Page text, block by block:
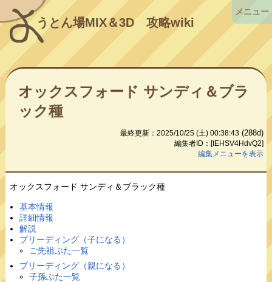
うとん場MIX＆3D攻略wiki
オックスフォード サンディ＆ブラ
ック種
最終更新：2025/10/25 (土) 00:38:43 (288d)
編集者ID：[tEHSV4HdvQ2]
編集メニューを表示
オックスフォード サンディ＆ブラック種
基本情報
詳細情報
解説
ブリーディング（子になる）
ご先祖ぶた一覧
ブリーディング（親になる）
子孫ぶた一覧
メニュー